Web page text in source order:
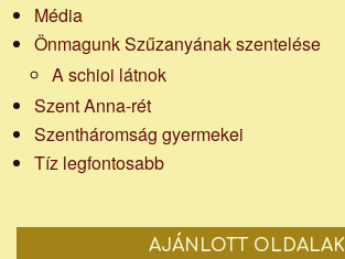
Média
Önmagunk Szűzanyának szentelése
A schioi látnok
Szent Anna-rét
Szentháromság gyermekei
Tíz legfontosabb
AJÁNLOTT OLDALAK